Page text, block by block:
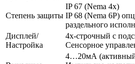
Степень защиты
IP 67 (Nema 4x)
IP 68 (Nema 6P)
раздельного
Дисплей/
Настройка
4х-строчный с
Сенсорное
4…20мА